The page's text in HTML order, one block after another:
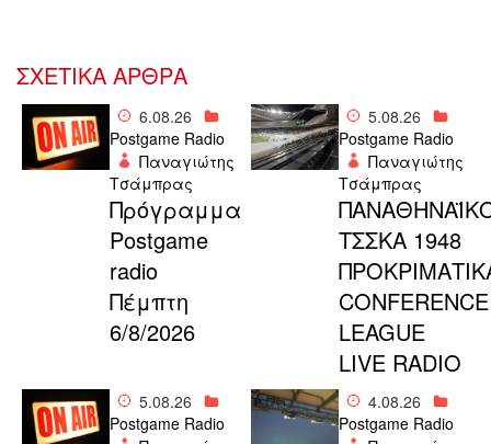
ΣΧΕΤΙΚΑ ΑΡΘΡΑ
6.08.26
Postgame Radio
Παναγιώτης
Τσάμπρας
Πρόγραμμα
Postgame
radio
Πέμπτη
6/8/2026
5.08.26
Postgame Radio
Παναγιώτης
Τσάμπρας
ΤΣΣΚΑ 1948
CONFERENCE
LEAGUE
LIVE RADIO
5.08.26
Postgame Radio
4.08.26
Postgame Radio